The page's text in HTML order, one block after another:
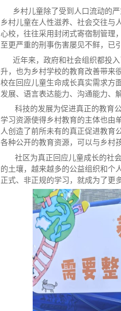
乡村儿童除了受到人口流动的严
乡村儿童在人性滋养、社会交往与
心校，往往采用封闭式寄宿制管理
至更严重的刑事伤害屡见不鲜，已
近年来，政府和社会组织都投入
升，也为乡村学校的教育改善带来
校在回应儿童生命成长真实需求方
发展、语言表达能力、沟通能力、
科技的发展为促进真正的教育公
学习资源使得乡村教育的主体也由
人创造了前所未有的真正促进教育
各种公开的教育资源，可以与乡村
社区为真正回应儿童成长的社会
的土壤，越来越多的公益组织和个
正式、非正规的学习，就成为了更